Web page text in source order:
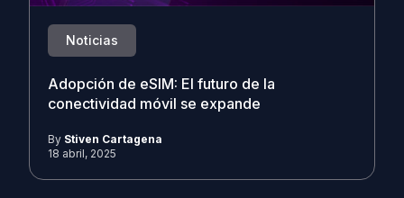
Noticias
Adopción de eSIM: El futuro de la
conectividad móvil se expande
By Stiven Cartagena
18 abril, 2025